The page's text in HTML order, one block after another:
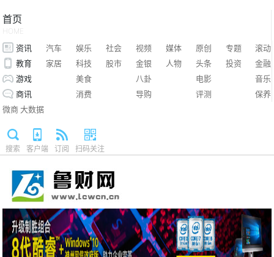
首页
HOME
资讯 汽车 娱乐 社会 视频 媒体 原创 专题
滚动
教育
家居 科技 股市 金银 人物 头条 投资
金融
游戏
美食 八卦 电影
音乐
商讯
消费 导购 评测
保养
微商 大数据
搜索 客户端 订阅 扫码关注